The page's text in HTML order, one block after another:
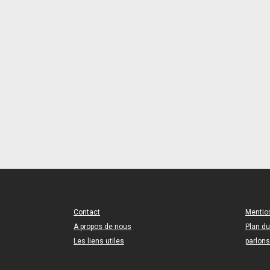
Contact
A propos de nous
Les liens utiles
Plan